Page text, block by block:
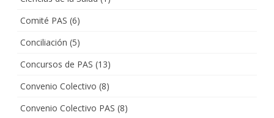
Comité PAS (6)
Conciliación (5)
Concursos de PAS (13)
Convenio Colectivo (8)
Convenio Colectivo PAS (8)